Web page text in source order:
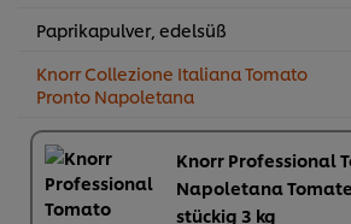
Paprikapulver, edelsüß
Knorr Collezione Italiana Tomato
Pronto Napoletana
Knorr Professional
Napoletana
stückig 3 kg